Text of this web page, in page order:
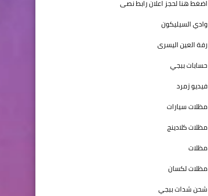
اضغط هنا لحجز اعلان رابط نصى
وادي السيليكون
رفة العين اليسرى
حسابات ببجي
فيديو زمرد
مظلات سيارات
مظلات كلادينج
مظلات
مظلات لكسان
شحن شدات ببجي